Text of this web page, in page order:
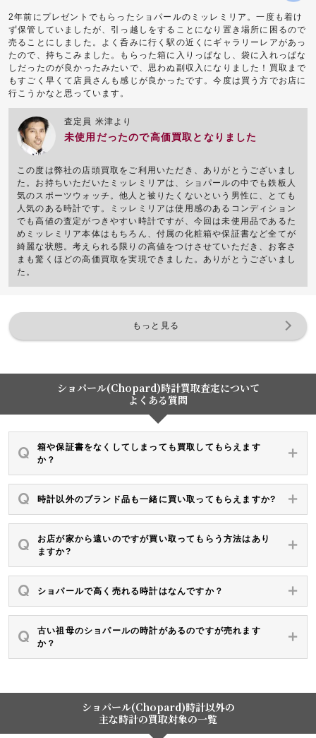
2年前にプレゼントでもらったショパールのミッレミリア。一度も着け
ず保管していましたが、引っ越しをすることになり置き場所に困るので
売ることにしました。よく呑みに行く駅の近くにギャラリーレアがあっ
たので、持ちこみました。もらった箱に入りっぱなし、袋に入れっぱな
しだったのが良かったみたいで、思わぬ副収入になりました！買取まで
もすごく早くて店員さんも感じが良かったです。今度は買う方でお店に
行こうかなと思っています。
査定員 米津より
未使用だったので高価買取となりました
この度は弊社の店頭買取をご利用いただき、ありがとうございまし
た。お持ちいただいたミッレミリアは、ショパールの中でも鉄板人
気のスポーツウォッチ。他人と被りたくないという男性に、とても
人気のある時計です。ミッレミリアは使用感のあるコンディション
でも高値の査定がつきやすい時計ですが、今回は未使用品であるた
めミッレミリア本体はもちろん、付属の化粧箱や保証書など全てが
綺麗な状態。考えられる限りの高値をつけさせていただき、お客さ
まも驚くほどの高価買取を実現できました。ありがとうございまし
た。
もっと見る
ショパール(Chopard)時計買取査定について
よくある質問
箱や保証書をなくしてしまっても買取してもらえます
か？
時計以外のブランド品も一緒に買い取ってもらえますか?
お店が家から遠いのですが買い取ってもらう方法はあり
ますか?
ショパールで高く売れる時計はなんですか？
古い祖母のショパールの時計があるのですが売れます
か？
ショパール(Chopard)時計以外の
主な時計の買取対象の一覧